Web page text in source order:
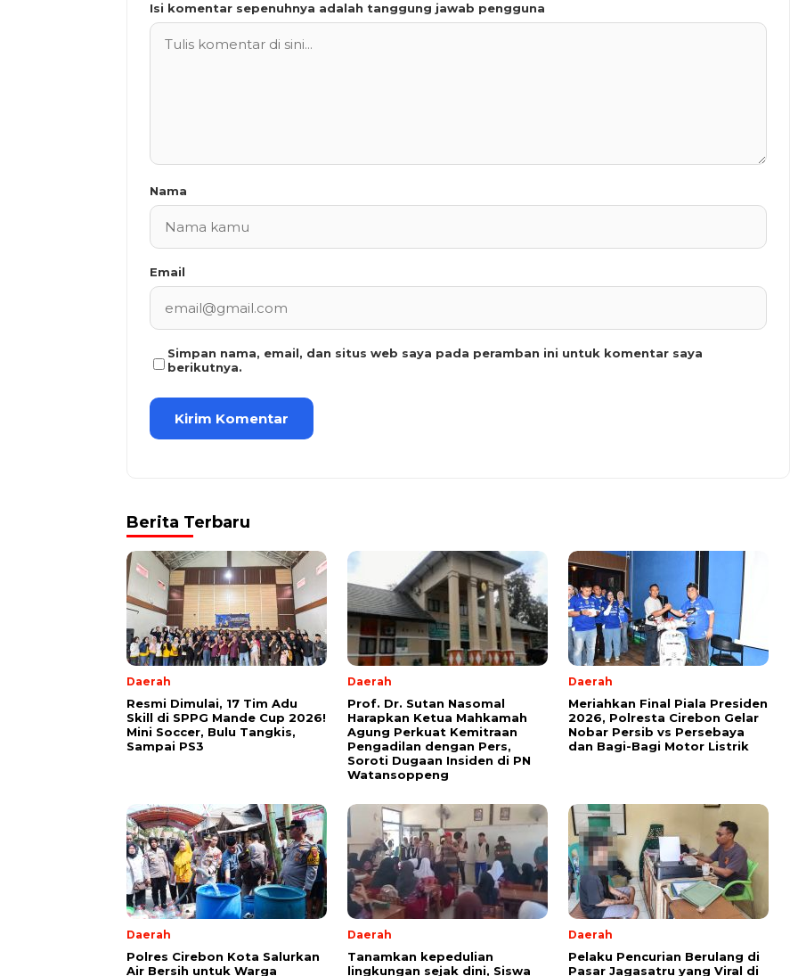
Isi komentar sepenuhnya adalah tanggung jawab pengguna
Nama
Email
Simpan nama, email, dan situs web saya pada peramban ini untuk komentar saya
berikutnya.
Berita Terbaru
Daerah
Resmi Dimulai, 17 Tim Adu
Skill di SPPG Mande Cup 2026!
Mini Soccer, Bulu Tangkis,
Sampai PS3
Daerah
Prof. Dr. Sutan Nasomal
Harapkan Ketua Mahkamah
Agung Perkuat Kemitraan
Pengadilan dengan Pers,
Soroti Dugaan Insiden di PN
Watansoppeng
Daerah
Meriahkan Final Piala Presiden
2026, Polresta Cirebon Gelar
Nobar Persib vs Persebaya
dan Bagi-Bagi Motor Listrik
Daerah
Polres Cirebon Kota Salurkan
Air Bersih untuk Warga
Daerah
Tanamkan kepedulian
lingkungan sejak dini, Siswa
Daerah
Pelaku Pencurian Berulang di
Pasar Jagasatru yang Viral di